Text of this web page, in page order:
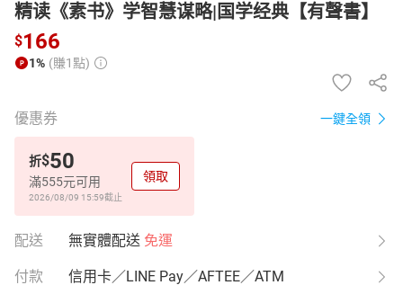
精读《素书》学智慧谋略|国学经典【有聲書】
$166
1% (賺1點)
優惠券 一鍵全領
折$50
滿555元可用
2026/08/09 15:59截止
領取
配送 無實體配送 免運
付款 信用卡／LINE Pay／AFTEE／ATM